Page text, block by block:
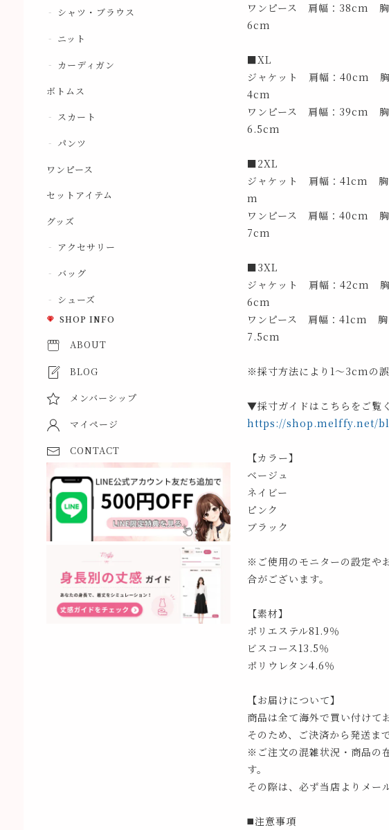
シャツ・ブラウス
ニット
カーディガン
ボトムス
スカート
パンツ
ワンピース
セットアイテム
グッズ
アクセサリー
バッグ
シューズ
SHOP INFO
ABOUT
BLOG
メンバーシップ
マイページ
CONTACT
ワンピース 肩幅：38cm
6cm
■XL
ジャケット 肩幅：40cm
4cm
ワンピース 肩幅：39cm
6.5cm
■2XL
ジャケット 肩幅：41cm
m
ワンピース 肩幅：40cm
7cm
■3XL
ジャケット 肩幅：42cm
6cm
ワンピース 肩幅：41cm
7.5cm
※採寸方法により1～3cmの誤
▼採寸ガイドはこちらをご覧
https://shop.melffy.net/
【カラー】
ベージュ
ネイビー
ピンク
ブラック
※ご使用のモニターの設定や
合がございます。
【素材】
ポリエステル81.9％
ビスコース13.5％
ポリウレタン4.6％
【お届けについて】
商品は全て海外で買い付けて
そのため、ご決済から発送ま
※ご注文の混雑状況・商品の
す。
その際は、必ず当店よりメー
◼️注意事項